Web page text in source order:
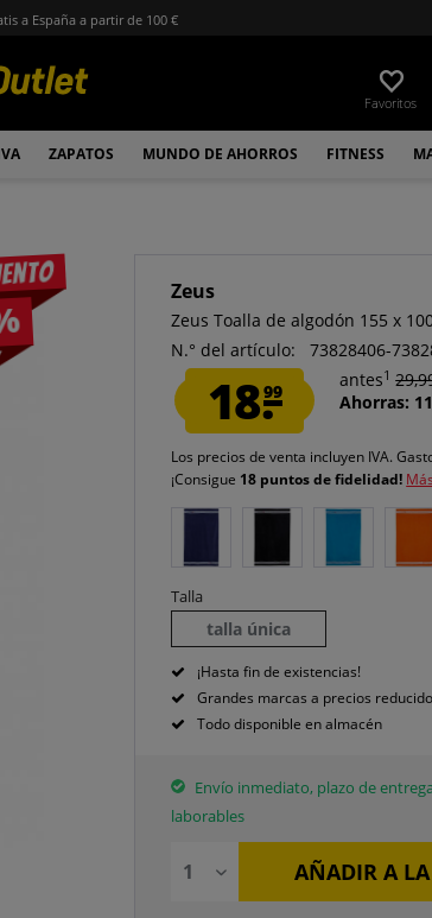
a España a partir de 100 €
Favoritos
ZAPATOS MUNDO DE AHORROS FITNESS
Zeus
Zeus Toalla de algodón 155 x
N.° del artículo:
73828406-
18.99
antes1
Ahorras:
Los precios de venta incluyen IVA.
¡Consigue 18 puntos de fidelidad!
Talla
talla única
¡Hasta fin de existencias!
Grandes marcas a precios
Todo disponible en almacén
Envío inmediato, plazo de
laborables
AÑADIR A LA